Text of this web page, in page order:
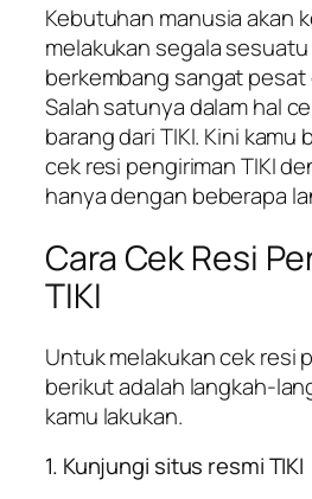
Kebutuhan manusia akan
melakukan segala
berkembang sangat pesat
Salah satunya dalam hal
barang dari TIKI. Kini kamu
cek resi pengiriman TIKI
hanya dengan beberapa
Cara Cek Resi
TIKI
Untuk melakukan cek resi
berikut adalah langkah-
kamu lakukan.
1. Kunjungi situs resmi TIKI